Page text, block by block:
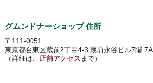
グムンドナーショップ 住所
〒111-0051
東京都台東区蔵前2丁目4-3 蔵前永谷ビル7階 7A
（詳細は、
店舗アクセス まで）